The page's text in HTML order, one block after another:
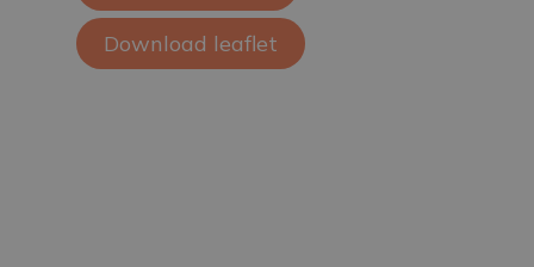
Download leaflet